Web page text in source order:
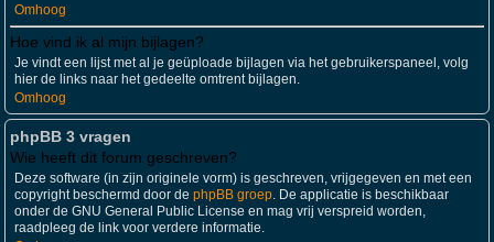
Omhoog
Hoe vind ik al mijn bijlagen?
Je vindt een lijst met al je geüploade bijlagen via het gebruikerspaneel, volg
hier de links naar het gedeelte omtrent bijlagen.
Omhoog
phpBB 3 vragen
Wie heeft dit forum geschreven?
Deze software (in zijn originele vorm) is geschreven, vrijgegeven en met een
copyright beschermd door de phpBB groep. De applicatie is beschikbaar
onder de GNU General Public License en mag vrij verspreid worden,
raadpleeg de link voor verdere informatie.